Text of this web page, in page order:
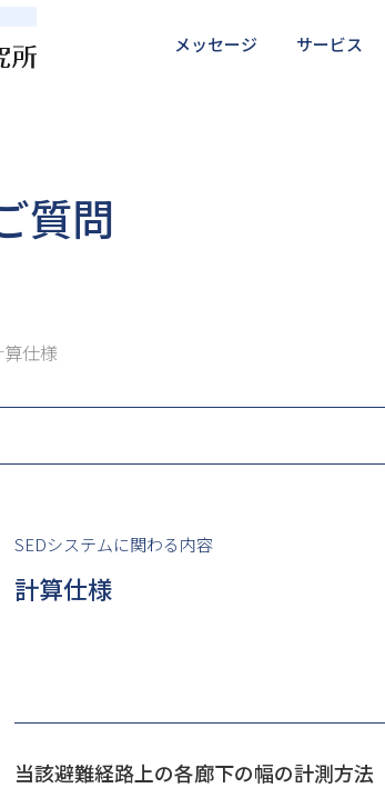
メッセージ
術
サービス
B2の違い
質問
算仕様
SEDシステムに関わる内容
計算仕様
当該避難経路上の各廊下の幅の計測方法